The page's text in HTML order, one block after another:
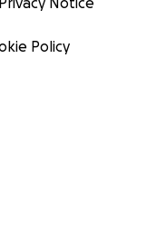
Policy